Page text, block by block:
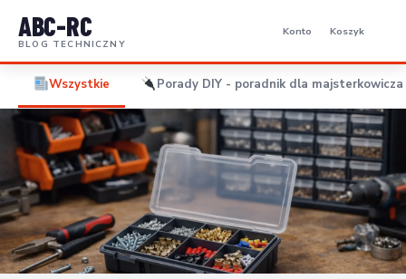
ABC-RC
BLOG TECHNICZNY
Konto Koszyk
Wszystkie Porady DIY - poradnik dla